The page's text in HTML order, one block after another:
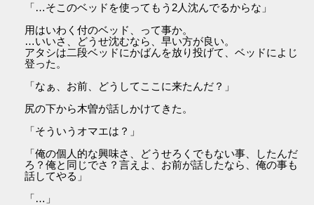
「…そこのベッドを使ってもう2人沈んでるからな」
用はいわく付のベッド、って事か。
…いいさ、どうせ沈むなら、早い方が良い。
アタシは二段ベッドにかばんを放り投げて、ベッドによじ
登った。
「なぁ、お前、どうしてここに来たんだ？」
尻の下から木曽が話しかけてきた。
「そういうオマエは？」
「俺の個人的な興味さ、どうせろくでもない事、したんだ
ろ？俺と同じでさ？言えよ、お前が話したなら、俺の事も
話してやる」
「…」